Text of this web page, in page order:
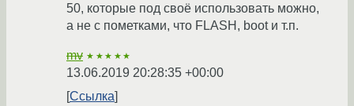
50, которые под своё использовать можно,
а не с пометками, что FLASH, boot и т.п.
mv ★★★★★
13.06.2019 20:28:35 +00:00
Ссылка